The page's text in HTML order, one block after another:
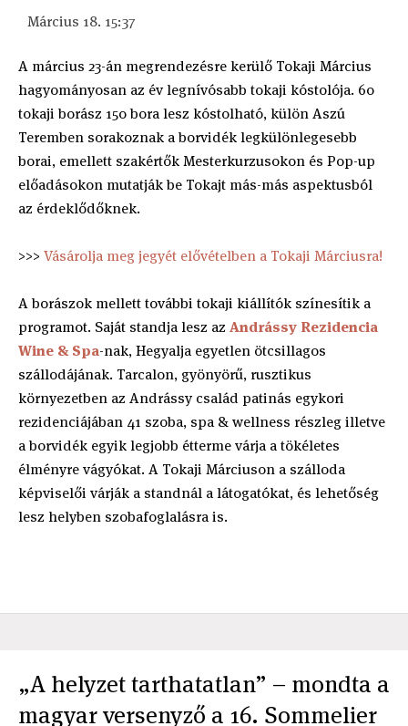
Március 18. 15:37
A március 23-án megrendezésre kerülő Tokaji Március
hagyományosan az év legnívósabb tokaji kóstolója. 60
tokaji borász 150 bora lesz kóstolható, külön Aszú
Teremben sorakoznak a borvidék legkülönlegesebb
borai, emellett szakértők Mesterkurzusokon és Pop-up
előadásokon mutatják be Tokajt más-más aspektusból
az érdeklődőknek.
>>> Vásárolja meg jegyét elővételben a Tokaji Márciusra!
A borászok mellett további tokaji kiállítók színesítik a
programot. Saját standja lesz az Andrássy Rezidencia
Wine & Spa-nak, Hegyalja egyetlen ötcsillagos
szállodájának. Tarcalon, gyönyörű, rusztikus
környezetben az Andrássy család patinás egykori
rezidenciájában 41 szoba, spa & wellness részleg illetve
a borvidék egyik legjobb étterme várja a tökéletes
élményre vágyókat. A Tokaji Márciuson a szálloda
képviselői várják a standnál a látogatókat, és lehetőség
lesz helyben szobafoglalásra is.
„A helyzet tarthatatlan” – mondta a
magyar versenyző a 16. Sommelier